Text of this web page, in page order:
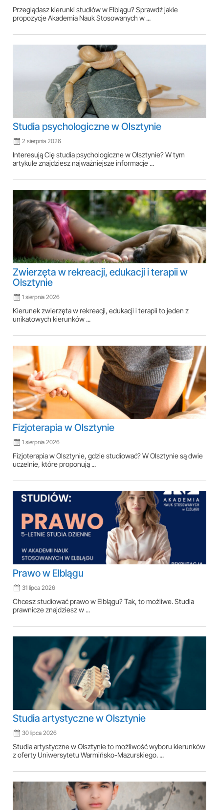
Przeglądasz kierunki studiów w Elblągu? Sprawdź jakie
propozycje Akademia Nauk Stosowanych w ...
Studia psychologiczne w Olsztynie
2 sierpnia 2026
Interesują Cię studia psychologiczne w Olsztynie? W tym
artykule znajdziesz najważniejsze informacje ...
Zwierzęta w rekreacji, edukacji i terapii w
Olsztynie
1 sierpnia 2026
Kierunek zwierzęta w rekreacji, edukacji i terapii to jeden z
unikatowych kierunków ...
Fizjoterapia w Olsztynie
1 sierpnia 2026
Fizjoterapia w Olsztynie, gdzie studiować? W Olsztynie są dwie
uczelnie, które proponują ...
Prawo w Elblągu
31 lipca 2026
Chcesz studiować prawo w Elblągu? Tak, to możliwe. Studia
prawnicze znajdziesz w ...
Studia artystyczne w Olsztynie
30 lipca 2026
Studia artystyczne w Olsztynie to możliwość wyboru kierunków
z oferty Uniwersytetu Warmińsko-Mazurskiego. ...